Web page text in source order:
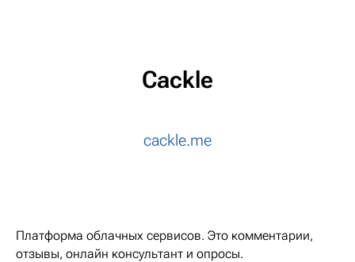
Cackle
cackle.me
Платформа облачных сервисов. Это комментарии,
отзывы, онлайн консультант и опросы.